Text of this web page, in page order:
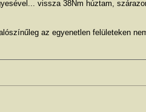
vissza 38Nm húztam,
az egyenetlen felületeken